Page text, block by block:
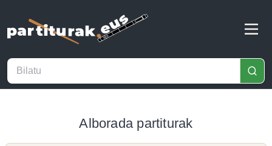
Alborada partiturak